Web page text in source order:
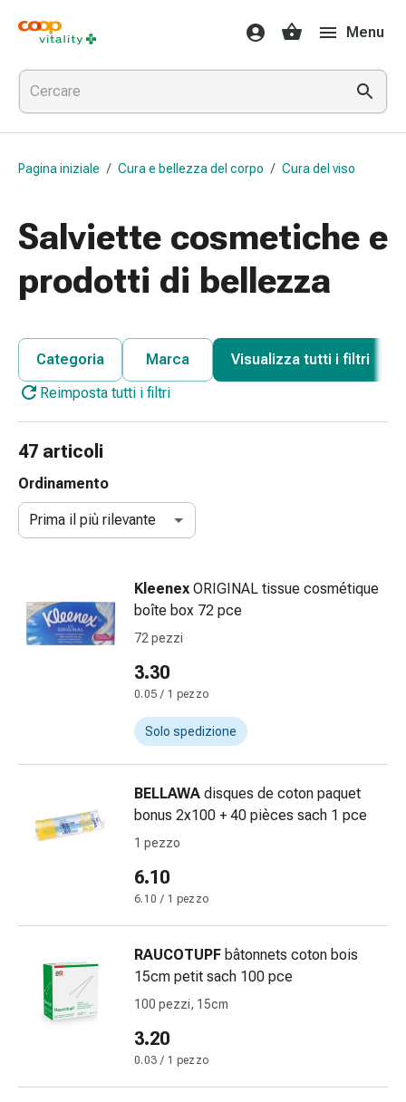
Farmaci
e
salute
Influenza
e
raffreddore
per
Farmaci
l'influenza
raffreddore
Mal
di
bronchite
Inalatori
e
il
naso
Raffreddore
e
ustioni
elastiche
Compresse
Medicazioni
Bende
Garza
Bendaggi
compressivi
Menu
Pagina iniziale / Cura e bellezza del corpo / Cura del viso
Salviette cosmetiche e
prodotti di bellezza
Categoria Marca
Visualizza tutti i filtri
Reimposta tutti i filtri
47 articoli
Ordinamento
Prima il più rilevante
Kleenex ORIGINAL tissue cosmétique
boîte box 72 pce
72 pezzi
3.30
0.05 / 1 pezzo
Solo spedizione
BELLAWA disques de coton paquet
bonus 2x100 + 40 pièces sach 1 pce
1 pezzo
6.10
6.10 / 1 pezzo
RAUCOTUPF bâtonnets coton bois
15cm petit sach 100 pce
100 pezzi, 15cm
3.20
0.03 / 1 pezzo